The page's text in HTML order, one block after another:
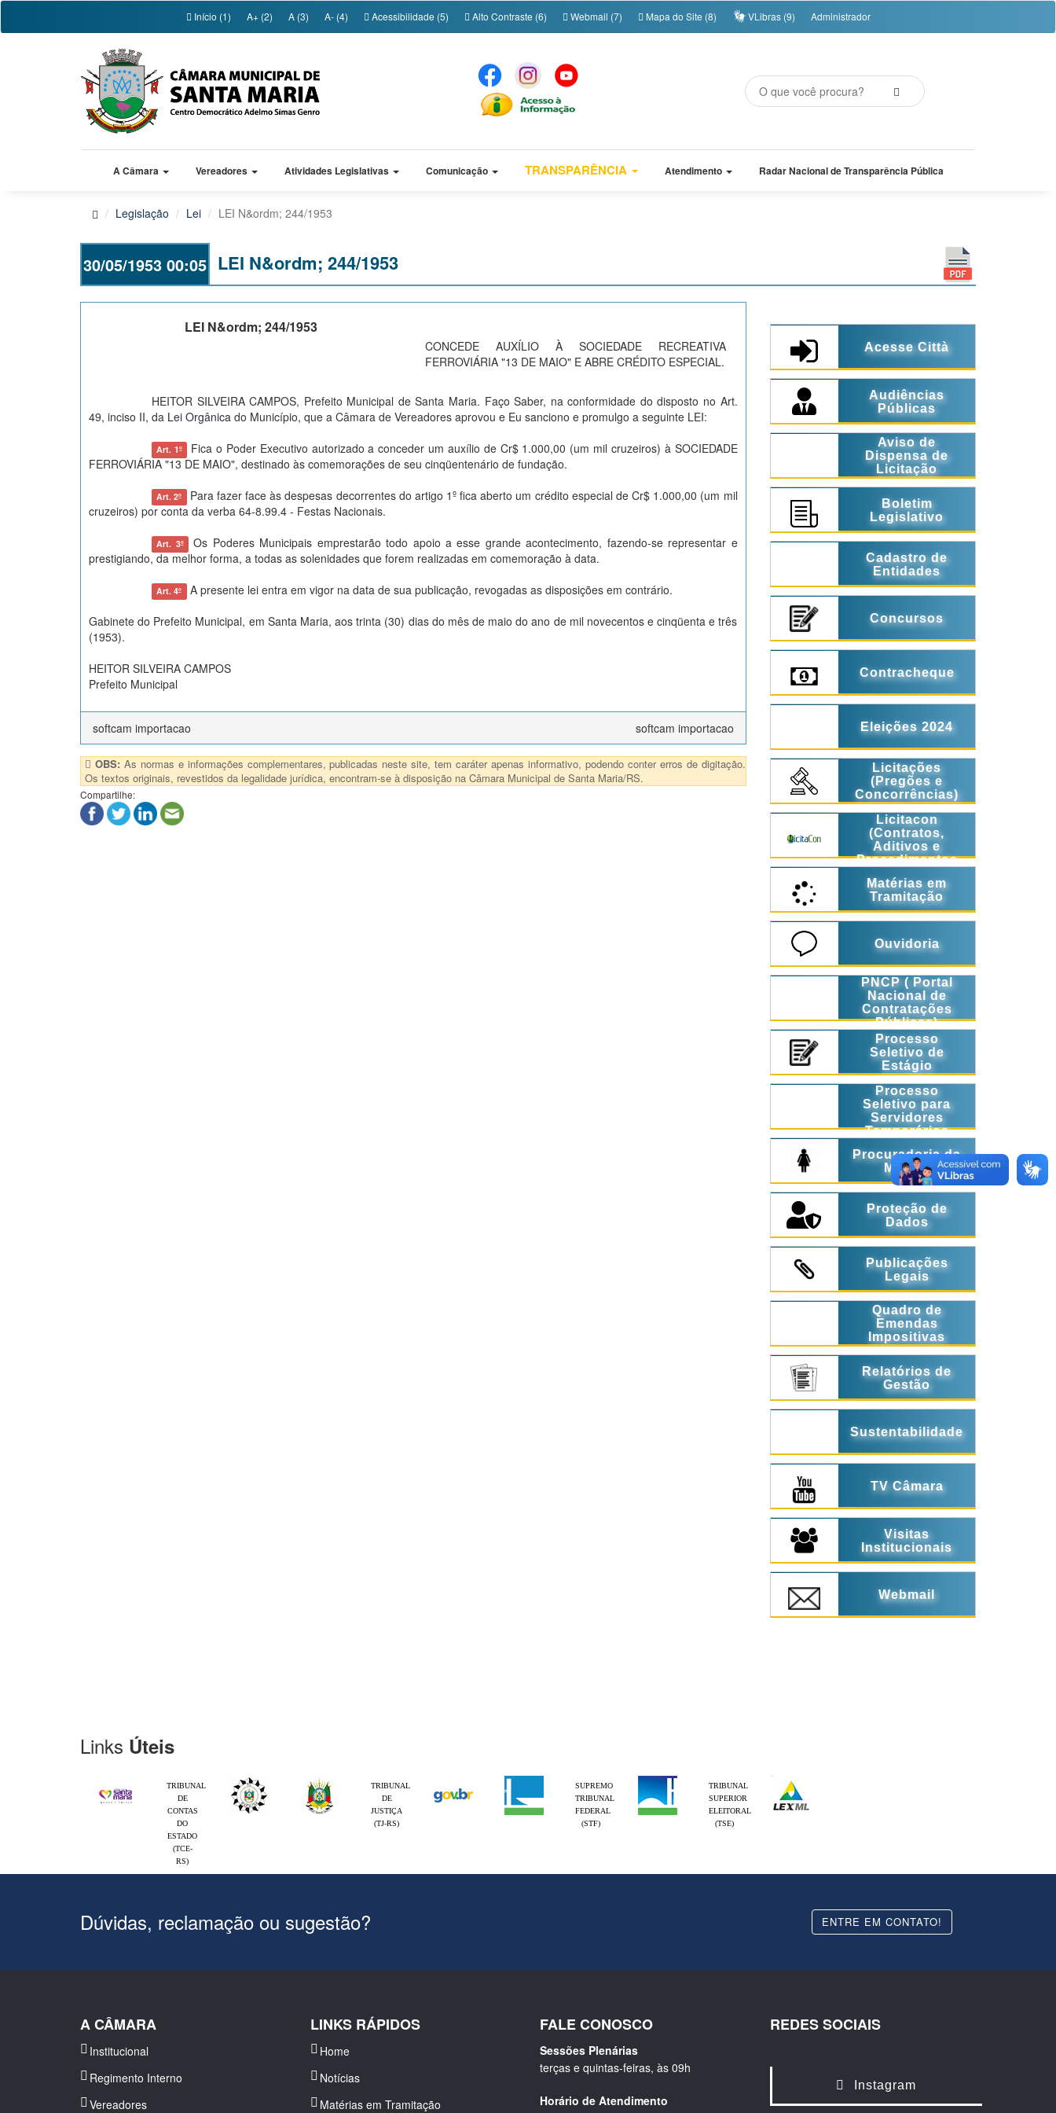
Início (1) A+ (2) A (3) A- (4) Acessibilidade (5) Alto Contraste (6) Webmail (7) Mapa do Site (8) VLibras (9) Administrador
A Câmara Vereadores Atividades Legislativas Comunicação TRANSPARÊNCIA Atendimento Radar Nacional de Transparência Pública
Legislação Lei LEI N&ordm; 244/1953
30/05/1953 00:05 LEI N&ordm; 244/1953
LEI N&ordm; 244/1953
CONCEDE AUXÍLIO À SOCIEDADE RECREATIVA
FERROVIÁRIA "13 DE MAIO" E ABRE CRÉDITO ESPECIAL.
HEITOR SILVEIRA CAMPOS, Prefeito Municipal de Santa Maria. Faço Saber, na conformidade do disposto no Art.
49, inciso II, da Lei Orgânica do Município, que a Câmara de Vereadores aprovou e Eu sanciono e promulgo a seguinte LEI:
Art. 1º
Fica o Poder Executivo autorizado a conceder um auxílio de Cr$ 1.000,00 (um mil cruzeiros) à SOCIEDADE
FERROVIÁRIA "13 DE MAIO", destinado às comemorações de seu cinqüentenário de fundação.
Art. 2º Para fazer face às despesas decorrentes do artigo 1º fica aberto um crédito especial de Cr$ 1.000,00 (um mil
cruzeiros) por conta da verba 64-8.99.4 - Festas Nacionais.
Art. 3º
Os Poderes Municipais emprestarão todo apoio a esse grande acontecimento, fazendo-se representar e
prestigiando, da melhor forma, a todas as solenidades que forem realizadas em comemoração à data.
Art. 4º A presente lei entra em vigor na data de sua publicação, revogadas as disposições em contrário.
Gabinete do Prefeito Municipal, em Santa Maria, aos trinta (30) dias do mês de maio do ano de mil novecentos e cinqüenta e três
(1953).
HEITOR SILVEIRA CAMPOS
Prefeito Municipal
softcam importacao softcam importacao
OBS: As normas e informações complementares, publicadas neste site, tem caráter apenas informativo, podendo conter erros de digitação.
Os textos originais, revestidos da legalidade jurídica, encontram-se à disposição na Câmara Municipal de Santa Maria/RS.
Compartilhe:
Acesse Città
Audiências
Públicas
Aviso de
Dispensa de
Licitação
Boletim
Legislativo
Cadastro de
Entidades
Concursos
Contracheque
Eleições 2024
Licitações
(Pregões e
Concorrências)
Licitacon
(Contratos,
Aditivos e
Procedimentos
Matérias em
Tramitação
Ouvidoria
PNCP ( Portal
Nacional de
Contratações
Públicas)
Processo
Seletivo de
Estágio
Processo
Seletivo para
Servidores
Temporários
Procuradoria da
Mulher
Proteção de
Dados
Publicações
Legais
Quadro de
Emendas
Impositivas
Relatórios de
Gestão
Sustentabilidade
TV Câmara
Visitas
Institucionais
Webmail
Links Úteis
TRIBUNAL
DE
CONTAS
DO
ESTADO
(TCE-
RS)
TRIBUNAL
DE
JUSTIÇA
(TJ-RS)
SUPREMO
TRIBUNAL
FEDERAL
(STF)
TRIBUNAL
SUPERIOR
ELEITORAL
(TSE)
Dúvidas, reclamação ou sugestão? ENTRE EM CONTATO!
A CÂMARA
Institucional
Regimento Interno
Vereadores
LINKS RÁPIDOS
Home
Notícias
Matérias em Tramitação
FALE CONOSCO
Sessões Plenárias
terças e quintas-feiras, às 09h
Horário de Atendimento
REDES SOCIAIS
Instagram